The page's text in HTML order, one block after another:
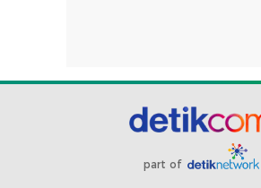
part of